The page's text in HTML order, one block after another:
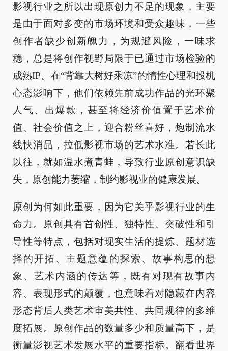
影视行业之所以出现原创力不足的现象，主要
是由于面对多变的市场环境和受众趣味，一些
创作者缺少创新魄力，为规避风险，一味求
稳，总是将创作视野局限于已通过市场检验的
成熟IP。在“背靠大树好乘凉”的惰性心理和投机
心态影响下，他们依赖先前成功作品的光环聚
人气、出爆款，甚至将经济价值置于艺术价
值、社会价值之上，迎合粉丝喜好，炮制流水
线快消品，拉低影视市场的艺术水准。若长此
以往，就如温水煮青蛙，导致行业原创意识缺
失，原创能力萎缩，制约影视业的健康发展。
原创为何如此重要，因为它关乎影视行业的生
命力。原创具有首创性、独特性、突破性和引
导性等特点，包括对现实生活的提炼、题材选
择的开拓、主题意蕴的探索、故事构思的想
象、艺术内涵的传达等，既有对现有故事内
容、表现形式的颠覆，也意味着对隐藏在内容
形态背后人类艺术审美共性、共同规律的多维
度拓展。原创作品的数量多少和质量高下，是
衡量影视艺术发展水平的重要指标。翻看世界